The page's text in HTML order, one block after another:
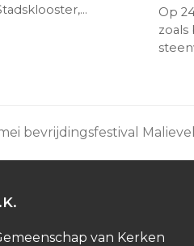
Op
bevrijdingsfestival
van Kerken